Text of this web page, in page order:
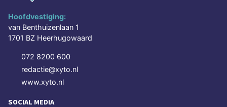
Hoofdvestiging:
van Benthuizenlaan 1
1701 BZ Heerhugowaard
072 8200 600
redactie@xyto.nl
www.xyto.nl
SOCIAL MEDIA